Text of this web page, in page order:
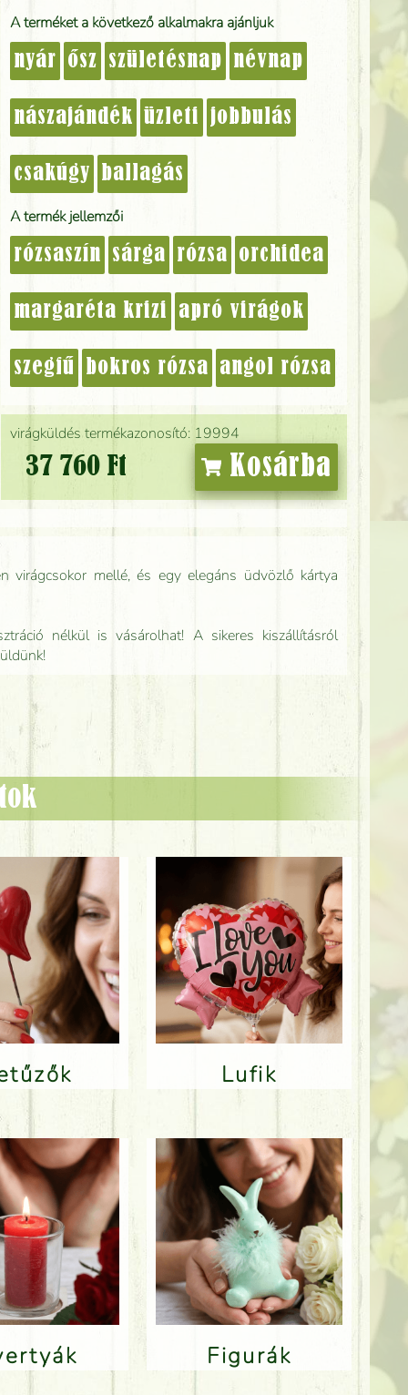
virágküldés termékazonosító: 19994
37 760 Ft Kosárba
A terméket a következő alkalmakra ajánljuk
nyár ősz születésnap névnap
nászajándék üzleti jobbulás
csakúgy ballagás
A termék jellemzői
rózsaszín sárga rózsa orchidea
margaréta krizi apró virágok
szegfű bokros rózsa angol rózsa
virágcsokor mellé, és egy elegáns üdvözlő kártya
nélkül is vásárolhat! A sikeres kiszállításról
Lufik
Figurák